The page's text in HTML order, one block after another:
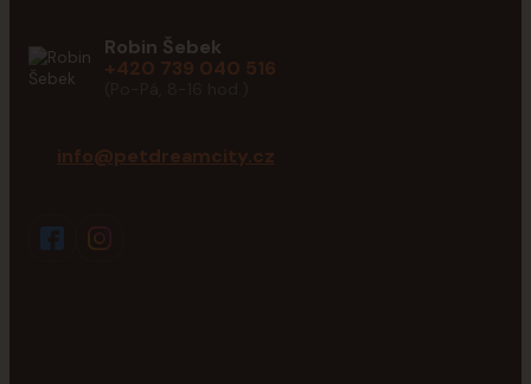
Robin Šebek
+420 739 040 516
info@petdreamcity.cz